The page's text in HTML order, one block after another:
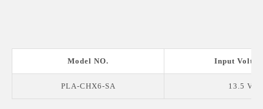
Model NO. Input
PLA-CHX6-SA 13.5 V